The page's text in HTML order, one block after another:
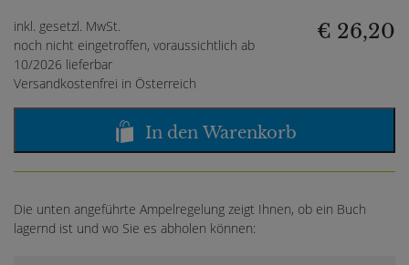
inkl. gesetzl. MwSt.
noch nicht eingetroffen, voraussichtlich ab
10/2026 lieferbar
Versandkostenfrei in Österreich
€ 26,20
In den Warenkorb
Die unten angeführte Ampelregelung zeigt Ihnen, ob ein Buch
lagernd ist und wo Sie es abholen können: